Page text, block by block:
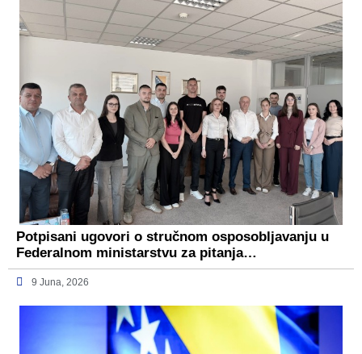
Potpisani ugovori o stručnom osposobljavanju u
Federalnom ministarstvu za pitanja…
9 Juna, 2026